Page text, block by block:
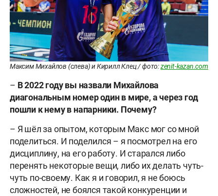
Максим Михайлов (слева) и Кирилл Клец / фото:zenit-kazan.com
– В 2022 году вы назвали Михайлова
диагональным номер один в мире, а через год
пошли к нему в напарники. Почему?
– Я шёл за опытом, которым Макс мог со мной
поделиться. И поделился – я посмотрел на его
дисциплину, на его работу. И старался либо
перенять некоторые вещи, либо их делать чуть-
чуть по-своему. Как я и говорил, я не боюсь
сложностей, не боялся такой конкуренции и